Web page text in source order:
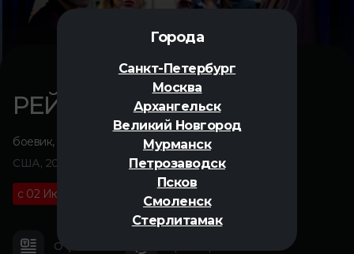
Города
Санкт-Петербург
Москва
Архангельск
Великий Новгород
Мурманск
Петрозаводск
Псков
Смоленск
Стерлитамак
РЕЙС 298
боевик,триллер
фантастика
США, 2026
с 02 Июля 01 ч 40 м
О фильме